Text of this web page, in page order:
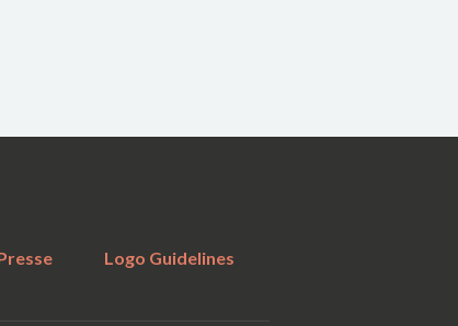
Logo Guidelines